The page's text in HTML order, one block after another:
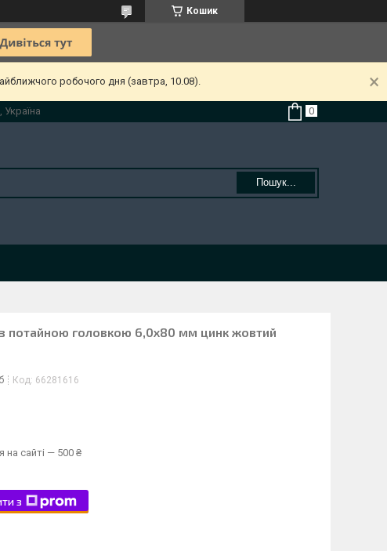
Кошик
робочого дня (завтра, 10.08).
Україна
Пошук...
потайною головкою 6,0х80 мм цинк жовтий
Код: 66281616
на сайті — 500 ₴
з